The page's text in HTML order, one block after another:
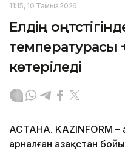
11:15, 10 Тамыз 2026
Елдің
температурасы
көтеріледі
АСТАНА. KAZINFORM –
арналған Қазақстан